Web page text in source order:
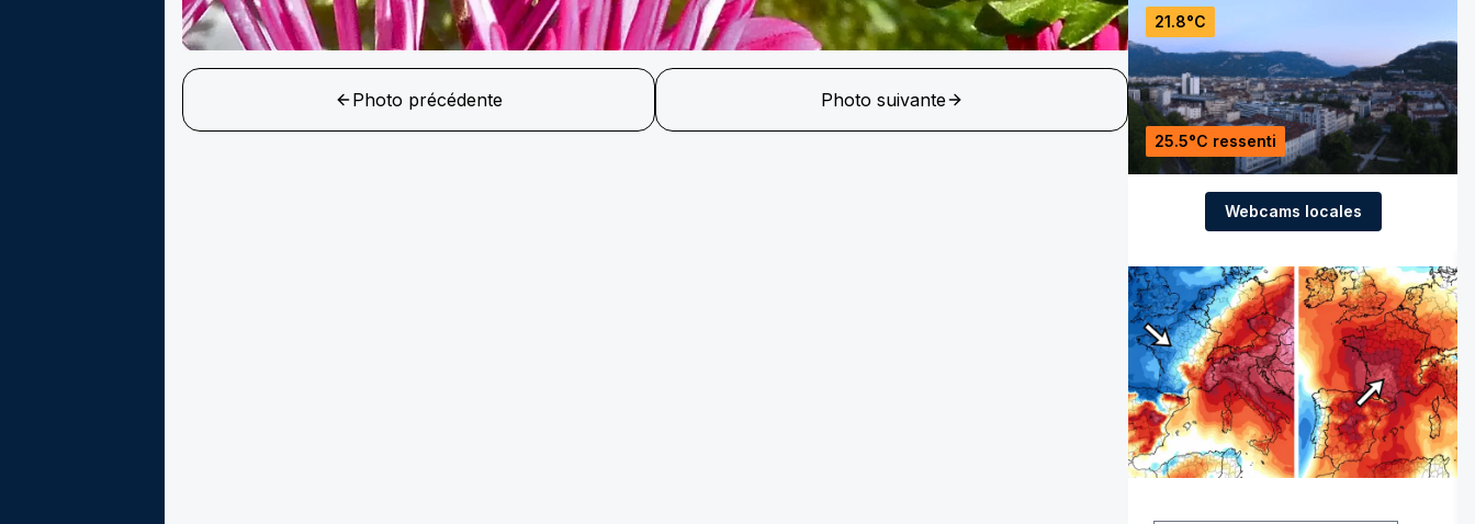
Photo précédente Photo suivante
21.8°C
25.5°C ressenti
Webcams locales